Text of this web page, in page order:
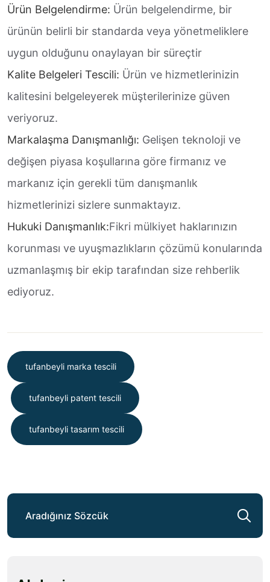
Ürün Belgelendirme: Ürün belgelendirme, bir
ürünün belirli bir standarda veya yönetmeliklere
uygun olduğunu onaylayan bir süreçtir
Kalite Belgeleri Tescili: Ürün ve hizmetlerinizin
kalitesini belgeleyerek müşterilerinize güven
veriyoruz.
Markalaşma Danışmanlığı: Gelişen teknoloji ve
değişen piyasa koşullarına göre firmanız ve
markanız için gerekli tüm danışmanlık
hizmetlerinizi sizlere sunmaktayız.
Hukuki Danışmanlık:Fikri mülkiyet haklarınızın
korunması ve uyuşmazlıkların çözümü konularında
uzmanlaşmış bir ekip tarafından size rehberlik
ediyoruz.
tufanbeyli marka tescili
tufanbeyli patent tescili
tufanbeyli tasarım tescili